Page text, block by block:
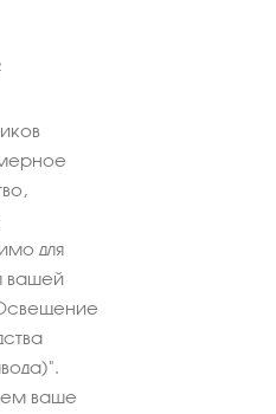
для
вашей
ваше